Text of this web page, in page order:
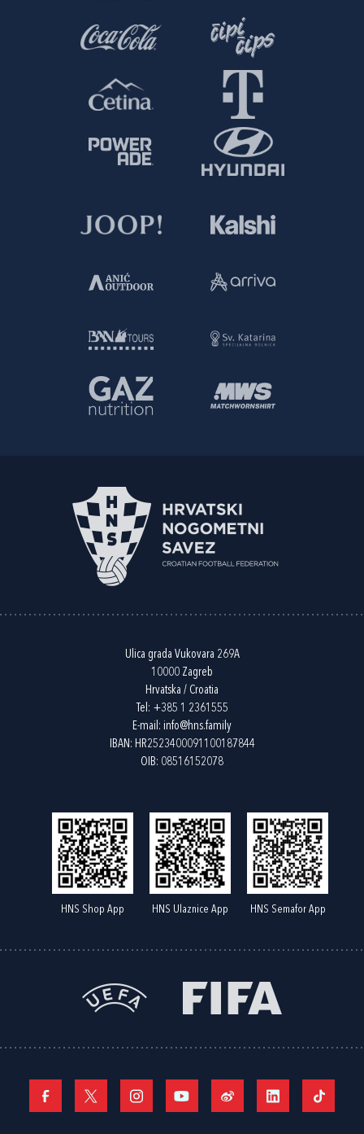
Ulica grada Vukovara 269A
10000 Zagreb
Hrvatska / Croatia
Tel: +385 1 2361555
E-mail: info@hns.family
IBAN: HR2523400091100187844
OIB: 08516152078
HNS Shop App HNS Ulaznice App HNS Semafor App